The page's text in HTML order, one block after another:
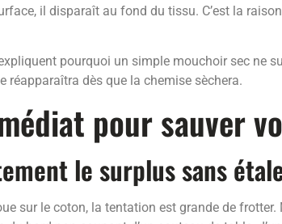
il disparaît au fond du tissu. C’est la
pourquoi un simple mouchoir sec
réapparaîtra dès que la chemise sèchera.
pour sauver
le surplus sans
sur le coton, la tentation est grande de